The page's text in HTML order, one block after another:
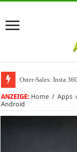
Oster-Sales: Insta
ANZEIGE: Home / Apps
Android